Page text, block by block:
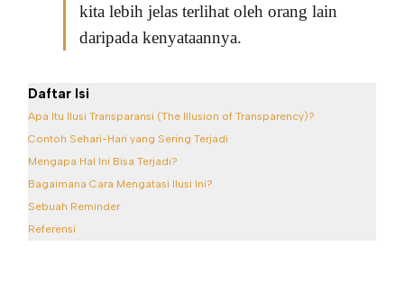
kita lebih jelas terlihat oleh orang lain
daripada kenyataannya.
Daftar Isi
Apa Itu Ilusi Transparansi (The Illusion of Transparency)?
Contoh Sehari-Hari yang Sering Terjadi
Mengapa Hal Ini Bisa Terjadi?
Bagaimana Cara Mengatasi Ilusi Ini?
Sebuah Reminder
Referensi